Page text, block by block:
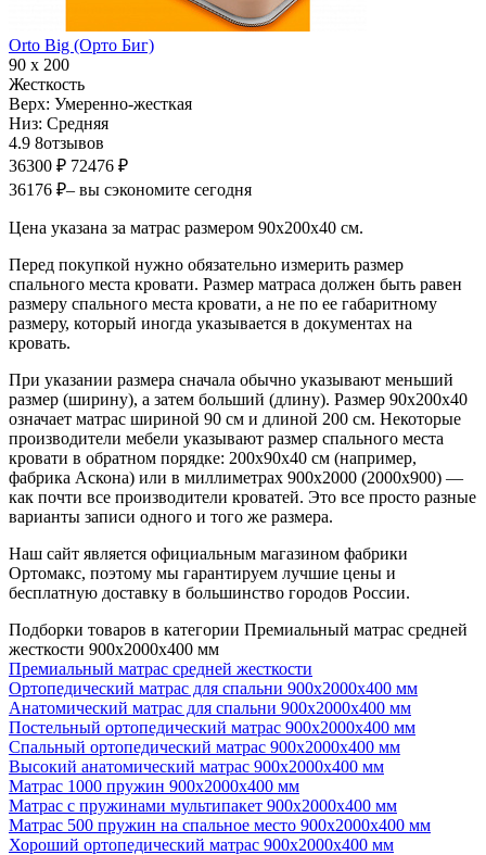
Orto Big (Орто Биг)
90 х 200
Жесткость
Верх: Умеренно-жесткая
Низ: Средняя
4.9 8отзывов
36300 ₽ 72476 ₽
36176 ₽– вы сэкономите сегодня
Цена указана за матрас размером 90х200х40 см.
Перед покупкой нужно обязательно измерить размер
спального места кровати. Размер матраса должен быть равен
размеру спального места кровати, а не по ее габаритному
размеру, который иногда указывается в документах на
кровать.
При указании размера сначала обычно указывают меньший
размер (ширину), а затем больший (длину). Размер 90х200х40
означает матрас шириной 90 см и длиной 200 см. Некоторые
производители мебели указывают размер спального места
кровати в обратном порядке: 200х90х40 см (например,
фабрика Аскона) или в миллиметрах 900х2000 (2000х900) —
как почти все производители кроватей. Это все просто разные
варианты записи одного и того же размера.
Наш сайт является официальным магазином фабрики
Ортомакс, поэтому мы гарантируем лучшие цены и
бесплатную доставку в большинство городов России.
Подборки товаров в категории Премиальный матрас средней
жесткости 900х2000х400 мм
Премиальный матрас средней жесткости
Ортопедический матрас для спальни 900х2000х400 мм
Анатомический матрас для спальни 900х2000х400 мм
Постельный ортопедический матрас 900х2000х400 мм
Спальный ортопедический матрас 900х2000х400 мм
Высокий анатомический матрас 900х2000х400 мм
Матрас 1000 пружин 900х2000х400 мм
Матрас с пружинами мультипакет 900х2000х400 мм
Матрас 500 пружин на спальное место 900х2000х400 мм
Хороший ортопедический матрас 900х2000х400 мм